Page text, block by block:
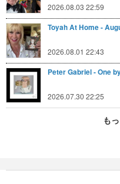
2026.08.03 22:59
Toyah At Home -
2026.08.01 22:43
Peter Gabriel - One
2026.07.30 22:25
も